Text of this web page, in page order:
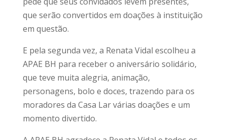
que serão convertidos em doações à instituição
em questão.
E pela segunda vez, a Renata Vidal escolheu a
APAE BH para receber o aniversário solidário,
que teve muita alegria, animação,
personagens, bolo e doces, trazendo para os
moradores da Casa Lar várias doações e um
momento divertido.